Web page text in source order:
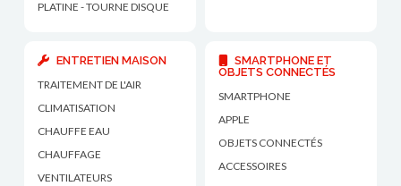
PLATINE - TOURNE DISQUE
ENTRETIEN MAISON
TRAITEMENT DE L'AIR
CLIMATISATION
CHAUFFE EAU
CHAUFFAGE
VENTILATEURS
SMARTPHONE ET
OBJETS CONNECTÉS
SMARTPHONE
APPLE
OBJETS CONNECTÉS
ACCESSOIRES